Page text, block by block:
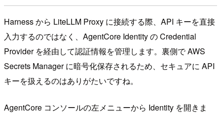
Harness から LiteLLM Proxy に接続する際、API キーを直接
入力するのではなく、AgentCore Identity の Credential
Provider を経由して認証情報を管理します。裏側で AWS
Secrets Manager に暗号化保存されるため、セキュアに API
キーを扱えるのはありがたいですね。
AgentCore コンソールの左メニューから Identity を開きま